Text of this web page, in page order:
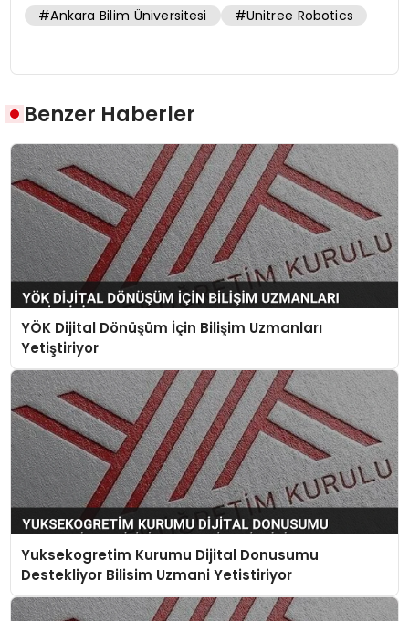
#Ankara Bilim Üniversitesi #Unitree Robotics
Benzer Haberler
YÖK Dijital Dönüşüm İçin Bilişim Uzmanları
Yetiştiriyor
Yuksekogretim Kurumu Dijital Donusumu
Destekliyor Bilisim Uzmani Yetistiriyor